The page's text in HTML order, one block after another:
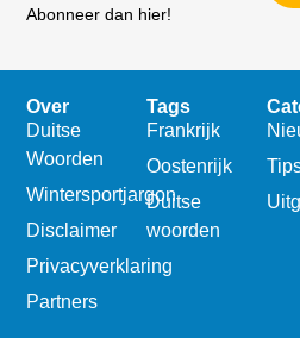
Abonneer dan hier!
Over
Duitse
Woorden
Wintersportjargon
Disclaimer
Privacyverklaring
Partners
Tags
Frankrijk
Oostenrijk
Duitse
woorden